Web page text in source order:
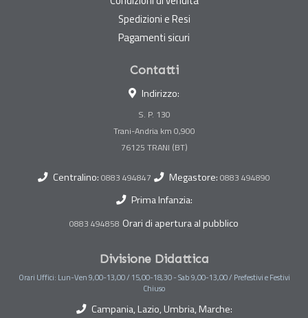
Spedizioni e Resi
Pagamenti sicuri
Contatti
Indirizzo:
S. P. 130
Trani-Andria km 0,900
Centralino: 0883 494847 Megastore: 0883 494890
Prima Infanzia:
0883 494858 Orari di apertura al pubblico
Divisione Didattica
Orari Uffici: Lun-Ven 9,00-13,00 / 15,00-18,30 - Sab 9,00-13,00 / Prefestivi e Festivi
Chiuso
Campania, Lazio, Umbria, Marche: